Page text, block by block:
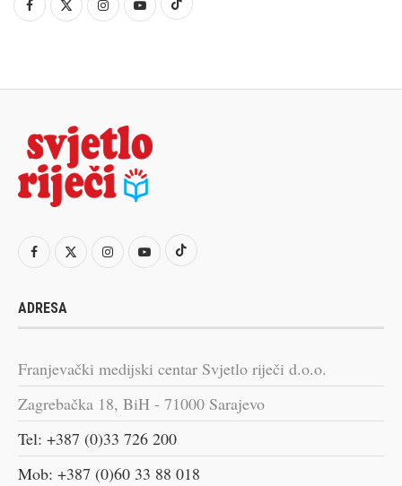
ADRESA
Franjevački medijski centar Svjetlo riječi d.o.o.
Zagrebačka 18, BiH - 71000 Sarajevo
Tel: +387 (0)33 726 200
Mob: +387 (0)60 33 88 018